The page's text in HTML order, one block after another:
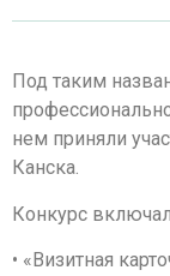
Под таким
нем приняли
Канска.
Конкурс
• «Визитная